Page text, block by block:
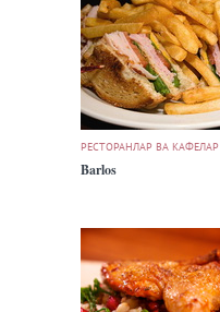
РЕСТОРАНЛАР ВА КАФЕЛАР
Barlos